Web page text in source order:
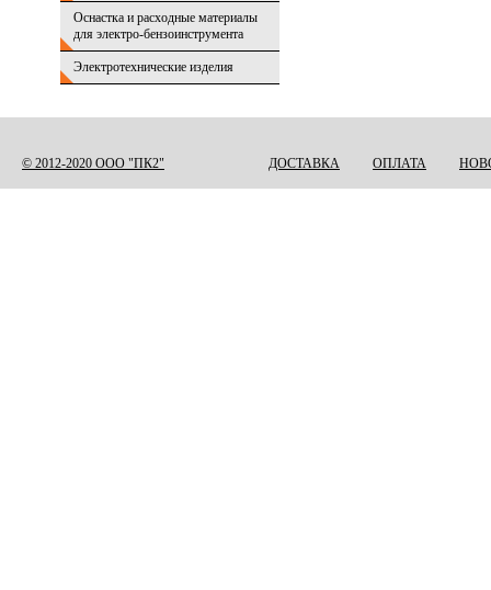
Оснастка и расходные материалы
для электро-бензоинструмента
Электротехнические изделия
© 2012-2020 ООО "ПК2" ДОСТАВКА ОПЛАТА